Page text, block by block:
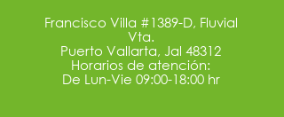
Francisco Villa #1389-D, Fluvial
Vta.
Puerto Vallarta, Jal 48312
Horarios de atención:
De Lun-Vie 09:00-18:00 hr